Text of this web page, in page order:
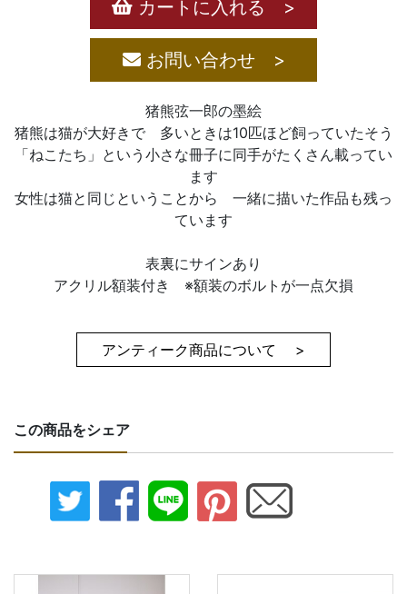
カートに入れる >
お問い合わせ >
猪熊弦一郎の墨絵
猪熊は猫が大好きで 多いときは10匹ほど飼っていたそう
「ねこたち」という小さな冊子に同手がたくさん載ってい
ます
女性は猫と同じということから 一緒に描いた作品も残っ
ています
表裏にサインあり
アクリル額装付き ※額装のボルトが一点欠損
アンティーク商品について >
この商品をシェア